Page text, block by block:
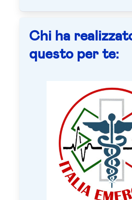
Chi ha
questo per te: